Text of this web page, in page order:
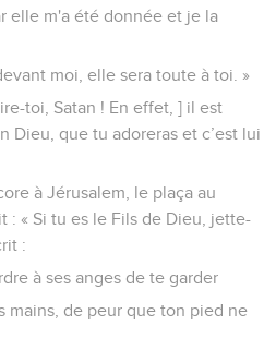
elle m'a été donnée et je la
moi, elle sera toute à toi. »
toi, Satan ! En effet, ] il est
Dieu, que tu adoreras et c’est lui
à Jérusalem, le plaça au
: « Si tu es le Fils de Dieu, jette-
:
à ses anges de te garder
mains, de peur que ton pied ne